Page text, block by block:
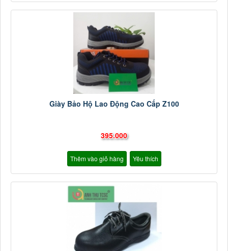
Giày Bảo Hộ Lao Động Cao Cấp Z100
395.000
Thêm vào giỏ hàng Yêu thích